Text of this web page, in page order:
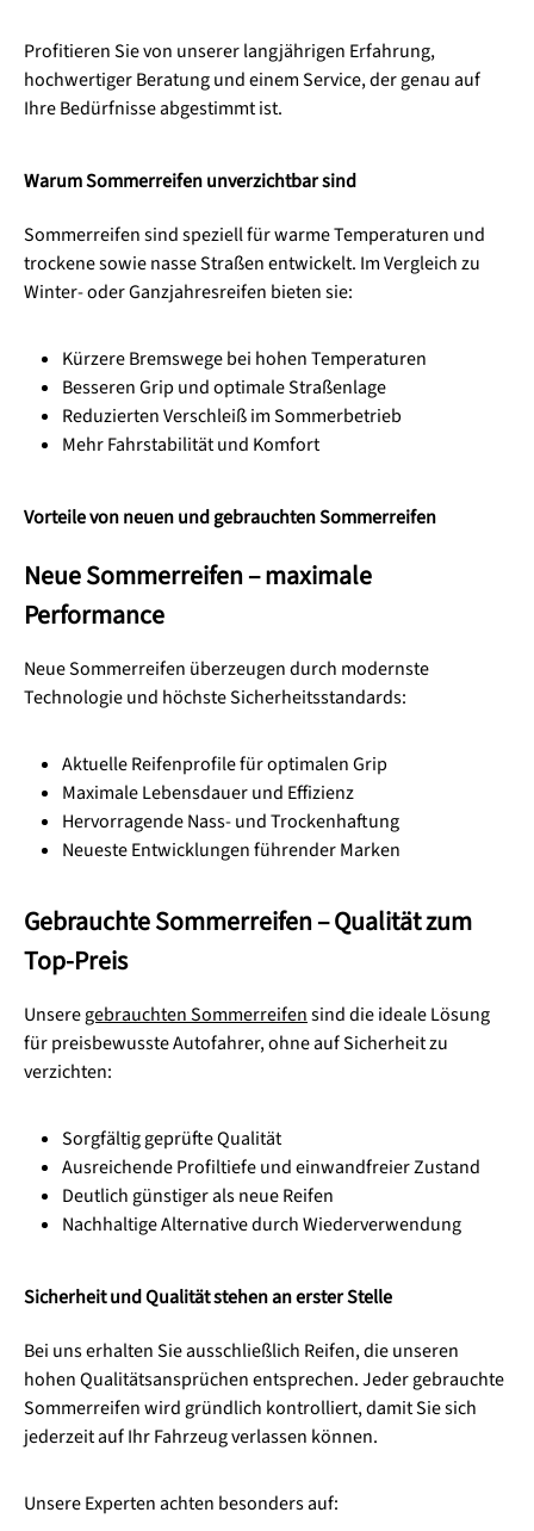
Profitieren Sie von unserer langjährigen Erfahrung,
hochwertiger Beratung und einem Service, der genau auf
Ihre Bedürfnisse abgestimmt ist.
Warum Sommerreifen unverzichtbar sind
Sommerreifen sind speziell für warme Temperaturen und
trockene sowie nasse Straßen entwickelt. Im Vergleich zu
Winter- oder Ganzjahresreifen bieten sie:
Kürzere Bremswege bei hohen Temperaturen
Besseren Grip und optimale Straßenlage
Reduzierten Verschleiß im Sommerbetrieb
Mehr Fahrstabilität und Komfort
Vorteile von neuen und gebrauchten Sommerreifen
Neue Sommerreifen – maximale
Performance
Neue Sommerreifen überzeugen durch modernste
Technologie und höchste Sicherheitsstandards:
Aktuelle Reifenprofile für optimalen Grip
Maximale Lebensdauer und Effizienz
Hervorragende Nass- und Trockenhaftung
Neueste Entwicklungen führender Marken
Gebrauchte Sommerreifen – Qualität zum
Top-Preis
Unseregebrauchten Sommerreifensind die ideale Lösung
für preisbewusste Autofahrer, ohne auf Sicherheit zu
verzichten:
Sorgfältig geprüfte Qualität
Ausreichende Profiltiefe und einwandfreier Zustand
Deutlich günstiger als neue Reifen
Nachhaltige Alternative durch Wiederverwendung
Sicherheit und Qualität stehen an erster Stelle
Bei uns erhalten Sie ausschließlich Reifen, die unseren
hohen Qualitätsansprüchen entsprechen. Jeder gebrauchte
Sommerreifen wird gründlich kontrolliert, damit Sie sich
jederzeit auf Ihr Fahrzeug verlassen können.
Unsere Experten achten besonders auf: